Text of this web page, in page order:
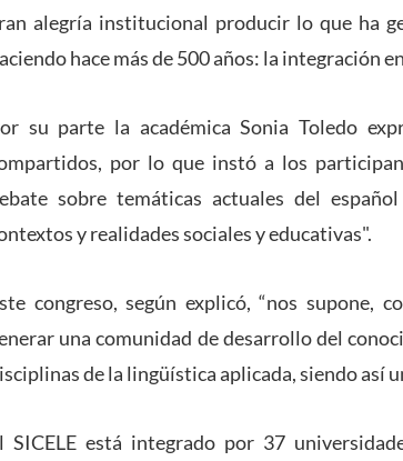
alegría institucional producir lo que ha
hace más de 500 años: la integración
su parte la académica Sonia Toledo
por lo que instó a los
sobre temáticas actuales del
y realidades sociales y educativas".
congreso, según explicó, “nos supone,
una comunidad de desarrollo del
de la lingüística aplicada, siendo así
SICELE está integrado por 37